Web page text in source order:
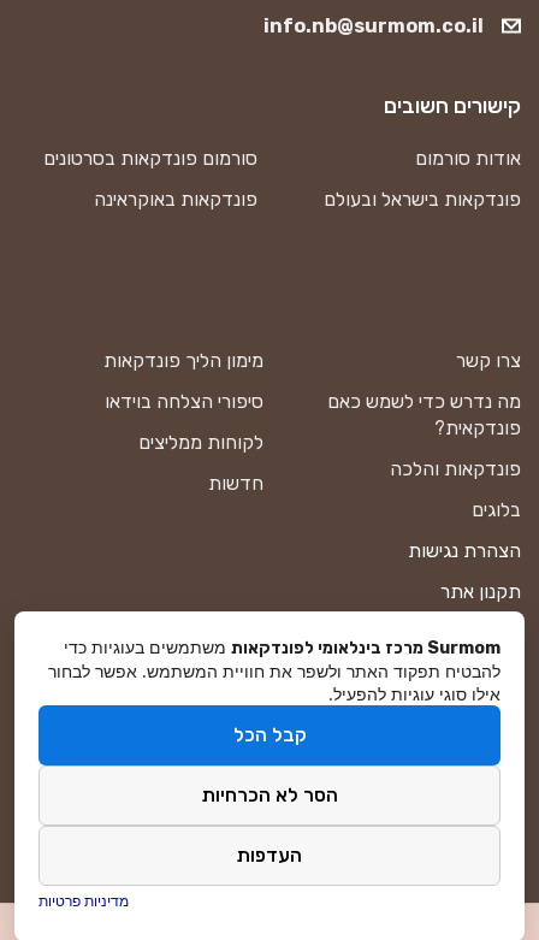
info.nb@surmom.co.il
צרו קשר
מה נדרש כדי לשמש כאם
פונדקאית?
פונדקאות והלכה
בלוגים
הצהרת נגישות
תקנון אתר
מפת אתר
מימון הליך פונדקאות
סיפורי הצלחה בוידאו
לקוחות ממליצים
חדשות
קישורים חשובים
אודות סורמום
סורמום פונדקאות בסרטונים
פונדקאות בישראל ובעולם
פונדקאות באוקראינה
פיתוח ושיווק באינטרנטDreamZone
Surmom מרכז בינלאומי לפונדקאות
משתמשים בעוגיות כדי
להבטיח תפקוד האתר ולשפר את חוויית המשתמש. אפשר לבחור
אילו סוגי עוגיות להפעיל.
קבל הכל
הסר לא הכרחיות
העדפות
מדיניות פרטיות